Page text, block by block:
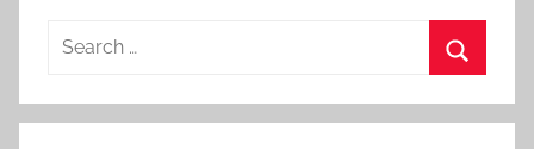
Search